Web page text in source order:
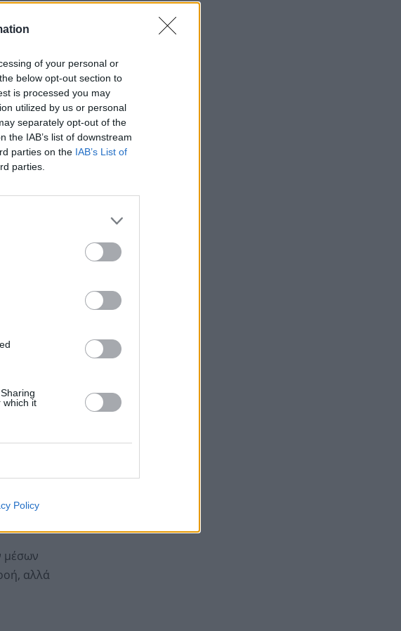
of your personal or
below opt-out section to
is processed you may
utilized by us or personal
separately opt-out of the
the IAB’s list of downstream
parties on the IAB’s List of
parties.
which it
Policy
προς την
να
μέσων
αλλά